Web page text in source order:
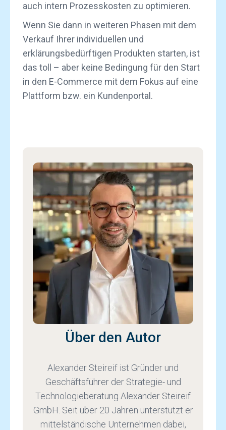
auch intern Prozesskosten zu optimieren.
Wenn Sie dann in weiteren Phasen mit dem
Verkauf Ihrer individuellen und
erklärungsbedürftigen Produkten starten, ist
das toll – aber keine Bedingung für den Start
in den E-Commerce mit dem Fokus auf eine
Plattform bzw. ein Kundenportal.
Über den Autor
Alexander Steireif ist Gründer und
Geschäftsführer der Strategie- und
Technologieberatung Alexander Steireif
GmbH. Seit über 20 Jahren unterstützt er
mittelständische Unternehmen dabei,